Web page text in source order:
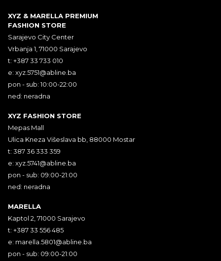
XYZ & MARELLA PREMIUM
FASHION STORE
Sarajevo City Center
Vrbanja 1, 71000 Sarajevo
t: +387 33 733 010
e: xyz.5751@abline.ba
pon - sub: 10:00-22:00
ned: neradna
XYZ FASHION STORE
Mepas Mall
Ulica Kneza Višeslava bb, 88000 Mostar
t: 387 36 333 359
e: xyz.5741@abline.ba
pon - sub: 09:00-21:00
ned: neradna
MARELLA
Kaptol 2, 71000 Sarajevo
t: +387 33 556 485
e: marella.5801@abline.ba
pon - sub: 09:00-21:00